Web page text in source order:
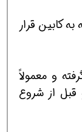
کابین قرار
و معمولاً
قبل از شروع